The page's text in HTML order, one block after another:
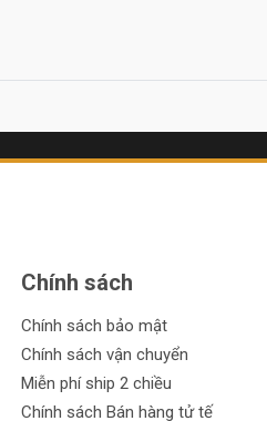
Chính sách
Chính sách bảo mật
Chính sách vận chuyển
Miễn phí ship 2 chiều
Chính sách Bán hàng tử tế